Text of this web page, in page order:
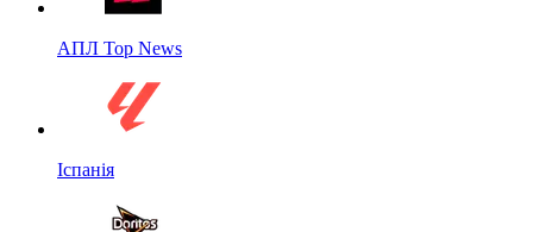
АПЛ Top News
Іспанія